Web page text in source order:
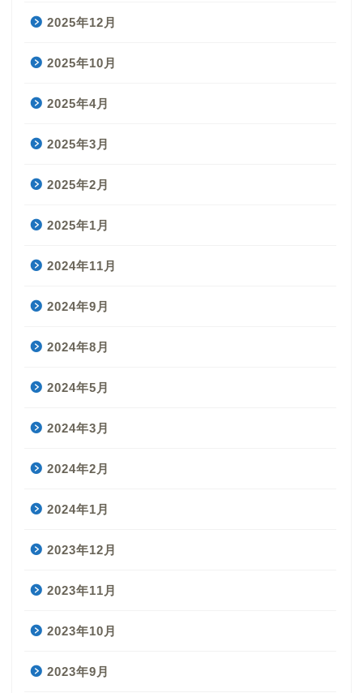
2025年12月
2025年10月
2025年4月
2025年3月
2025年2月
2025年1月
2024年11月
2024年9月
2024年8月
2024年5月
2024年3月
2024年2月
2024年1月
2023年12月
2023年11月
2023年10月
2023年9月